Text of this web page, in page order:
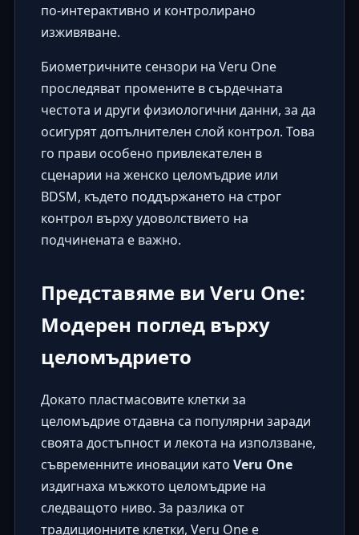
по-интерактивно и контролирано
изживяване.
Биометричните сензори на Veru One
проследяват промените в сърдечната
честота и други физиологични данни, за да
осигурят допълнителен слой контрол. Това
го прави особено привлекателен в
сценарии на женско целомъдриеили
BDSM, където поддържането на строг
контрол върху удоволствието на
подчинената е важно.
Представяме ви Veru One:
Модерен поглед върху
целомъдрието
Докато пластмасовите клетки за
целомъдрие отдавна са популярни заради
своята достъпност и лекота на използване,
съвременните иновации като Veru One
издигнаха мъжкото целомъдрие на
следващото ниво. За разлика от
традиционните клетки, Veru One е